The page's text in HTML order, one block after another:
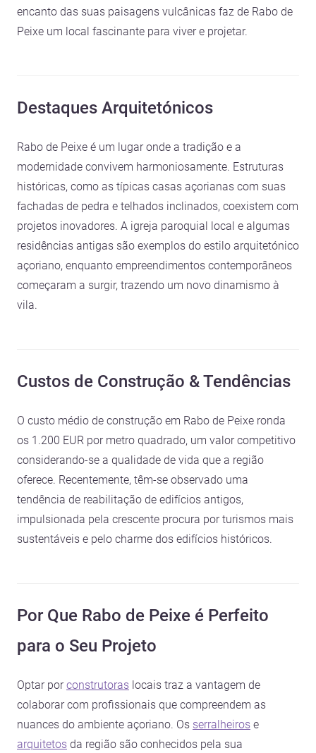
encanto das suas paisagens vulcânicas faz de Rabo de
Peixe um local fascinante para viver e projetar.
Destaques Arquitetónicos
Rabo de Peixe é um lugar onde a tradição e a
modernidade convivem harmoniosamente. Estruturas
históricas, como as típicas casas açorianas com suas
fachadas de pedra e telhados inclinados, coexistem com
projetos inovadores. A igreja paroquial local e algumas
residências antigas são exemplos do estilo arquitetónico
açoriano, enquanto empreendimentos contemporâneos
começaram a surgir, trazendo um novo dinamismo à
vila.
Custos de Construção & Tendências
O custo médio de construção em Rabo de Peixe ronda
os 1.200 EUR por metro quadrado, um valor competitivo
considerando-se a qualidade de vida que a região
oferece. Recentemente, têm-se observado uma
tendência de reabilitação de edifícios antigos,
impulsionada pela crescente procura por turismos mais
sustentáveis e pelo charme dos edifícios históricos.
Por Que Rabo de Peixe é Perfeito
para o Seu Projeto
Optar porconstrutoras locais traz a vantagem de
colaborar com profissionais que compreendem as
nuances do ambiente açoriano. Os serralheiros e
arquitetos da região são conhecidos pela sua